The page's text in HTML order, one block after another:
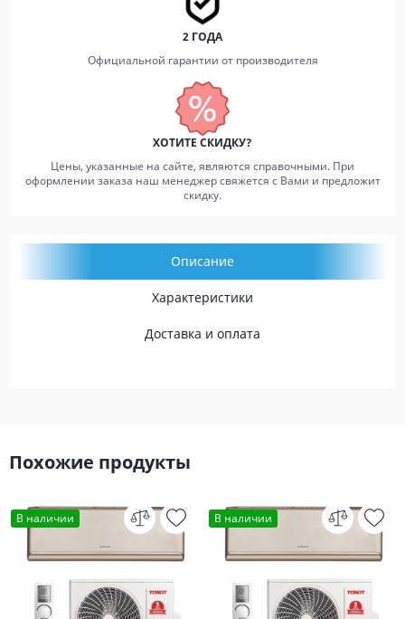
2 ГОДА
Официальной гарантии от производителя
ХОТИТЕ СКИДКУ?
Цены, указанные на сайте, являются справочными. При
оформлении заказа наш менеджер свяжется с Вами и предложит
скидку.
Описание
Характеристики
Доставка и оплата
Похожие продукты
В наличии В наличии